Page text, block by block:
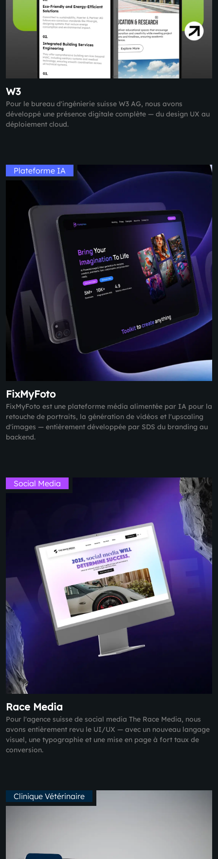
W3
Pour le bureau d'ingénierie suisse W3 AG, nous avons
développé une présence digitale complète — du design UX au
déploiement cloud.
Plateforme IA
FixMyFoto
FixMyFoto est une plateforme média alimentée par IA pour la
retouche de portraits, la génération de vidéos et l'upscaling
d'images — entièrement développée par SDS du branding au
backend.
Social Media
Race Media
Pour l'agence suisse de social media The Race Media, nous
avons entièrement revu le UI/UX — avec un nouveau langage
visuel, une typographie et une mise en page à fort taux de
conversion.
Clinique Vétérinaire